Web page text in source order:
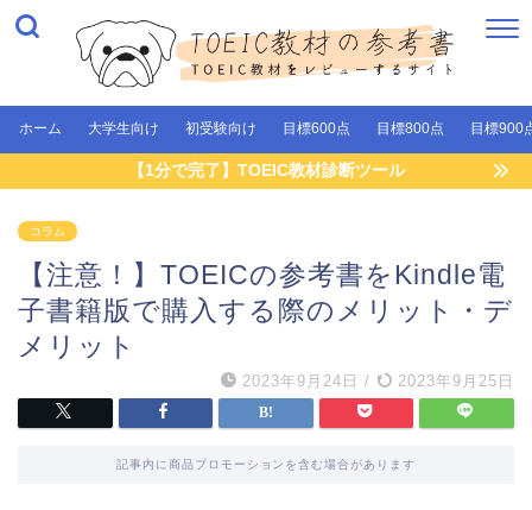
ホーム 大学生向け 初受験向け 目標600点 目標800点 目標900
【1分で完了】TOEIC教材診断ツール
コラム
【注意！】TOEICの参考書をKindle電
子書籍版で購入する際のメリット・デ
メリット
2023年9月24日 / 2023年9月25日
記事内に商品プロモーションを含む場合があります